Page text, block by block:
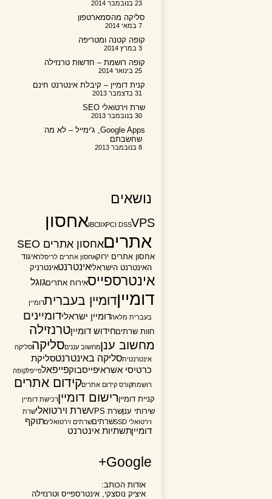
סליקה מהסמארטפון
קופה קטנה ומטריפה
קופה רושמת – חדשות טרנזילה
קנית דומיין – קיבלת אינטרנט חינם
שרת וירטואלי SEO
Google Apps, ג'ימייל – לא מה
שחשבתם
נושאים
IBCIIXPCI DSSVPS
אחסון
אתריםאחסון אתרים SEO
אחסון אתרים ירוק אחסון אתרים לריסלראיגוד
האינטרנט הישראליאינטרנטאינטרניק
אינטרספייס אירוח אתריםגוגל
דומייןדומיין בעבריתדומיין
בעברית מלאהדומיין ישראלידומיינים
חוות שרתיםחידוש דומייןטרנזילה
מחשוב ענןמחשוב ענניםסליקהסליקה
אינטרנטיתסליקה באינטרנטסליקת
כרטיסי אשראיפייסבוקפייפאלפייפלקופה
רושמתקורס קידום אתריםקידום אתרים
קניית דומייןרישום דומייןרכישת דומיין
שירותי ענןשרת VPS שרת וירטואלישרת
וירטואלי SSD
שרתיםשרתים וירטואליםתוקף
דומייןתשתיות אינטרנט
Google+
אודות הכותב:
איציק נוסצקי, אינטרספייס וטרנזילה